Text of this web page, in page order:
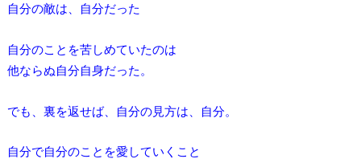
自分の敵は、自分だった
自分のことを苦しめていたのは
他ならぬ自分自身だった。
でも、裏を返せば、自分の見方は、自分。
自分で自分のことを愛していくこと